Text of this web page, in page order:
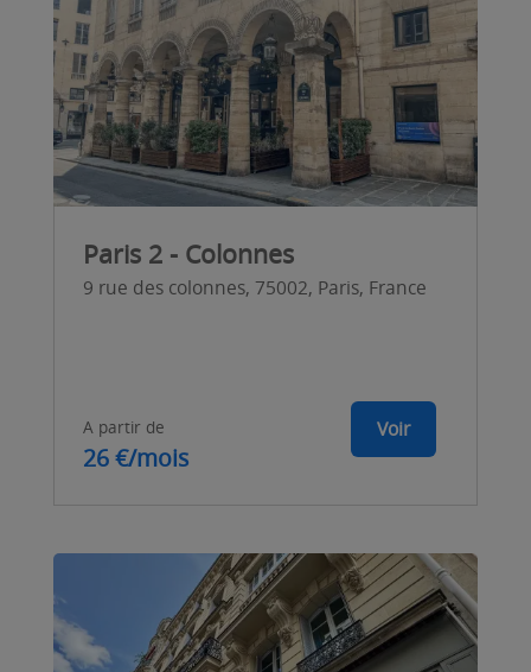
Paris 2 - Colonnes
9 rue des colonnes, 75002, Paris, France
A partir de
26 €/mois
Voir